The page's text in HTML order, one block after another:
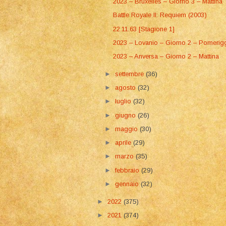
Battle Royale II: Requiem (2003)
22.11.63 [Stagione 1]
2023 – Lovanio – Giorno 2 –
2023 – Anversa – Giorno 2 – Mattina
►settembre(36)
►agosto(32)
►luglio(32)
►giugno(26)
►maggio(30)
►aprile(29)
►marzo(35)
►febbraio(29)
►gennaio(32)
►2022 (375)
► 2021 (374)